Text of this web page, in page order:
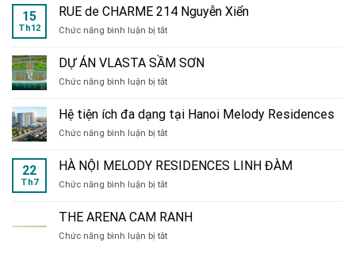
15
Th12
RUE de CHARME 214 Nguyễn Xiển
Chức năng bình luận bị tắtở
de
CHARME
214
Xiển
DỰ ÁN VLASTA SẦM SƠN
Chức năng bình luận bị tắtở
ÁN
VLASTA
SẦM
Hệ tiện ích đa dạng tại Hanoi Melody Residences
Chức năng bình luận bị tắtở
tiện
ích
đa
tại
Melody
22
Th7
HÀ NỘI MELODY RESIDENCES LINH ĐÀM
Chức năng bình luận bị tắtở
NỘI
MELODY
RESIDENCES
THE ARENA CAM RANH
Chức năng bình luận bị tắtở